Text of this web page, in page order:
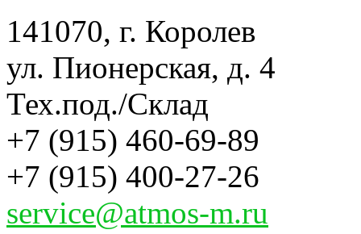
141070, г. Королев
ул. Пионерская, д. 4
Тех.под./Склад
+7 (915) 460-69-89
+7 (915) 400-27-26
service@atmos-m.ru